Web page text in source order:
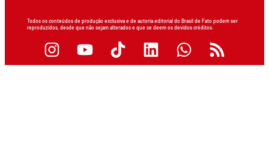
Todos os conteúdos de produção exclusiva e de autoria editorial do Brasil de Fato podem ser
reproduzidos, desde que não sejam alterados e que se deem os devidos créditos.